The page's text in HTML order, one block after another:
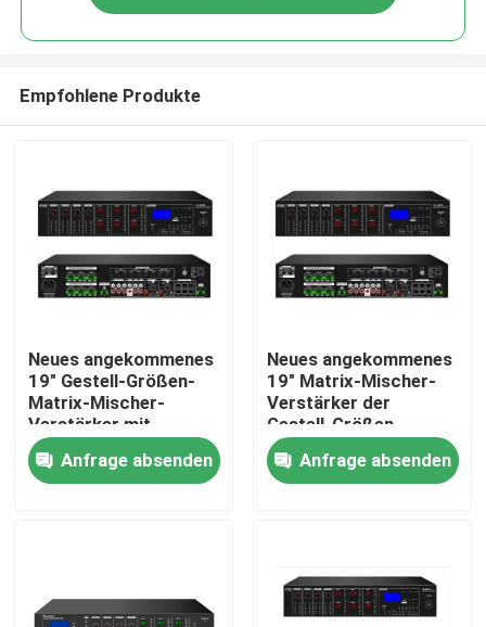
Haus
Videos
Empfohlene Produkte
Neues angekommenes
19" Gestell-Größen-
Matrix-Mischer-
Verstärker mit
USB/SD/FM/BT
Anfrage absenden
Neues angekommenes
19" Matrix-Mischer-
Verstärker der
Gestell-Größen-
6*120W mit
USB/SD/FM/BT
Anfrage absenden